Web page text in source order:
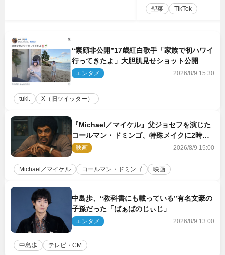
聖菜 TikTok
“素顔非公開”17歳紅白歌手「家族で初ハワイ
行ってきたよ」大胆肌見せショット公開
エンタメ 2026/8/9 15:30
tuki. X（旧ツイッター）
『Michael／マイケル』父ジョセフを演じた
コールマン・ドミンゴ、特殊メイクに2時間
半かかっていた
映画 2026/8/9 15:00
Michael／マイケル コールマン・ドミンゴ 映画
中島歩、“教科書にも載っている”有名文豪の
子孫だった「ばぁばのじぃじ」
エンタメ 2026/8/9 13:00
中島歩 テレビ・CM